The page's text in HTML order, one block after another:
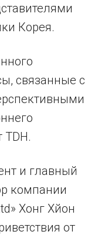
Корея.
связанные с
TDH.
и главный
компании
Хонг Хйон
от